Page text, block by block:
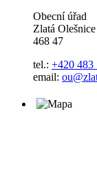
Obecní úřad
Zlatá
468 47
tel.: +420 483
email: